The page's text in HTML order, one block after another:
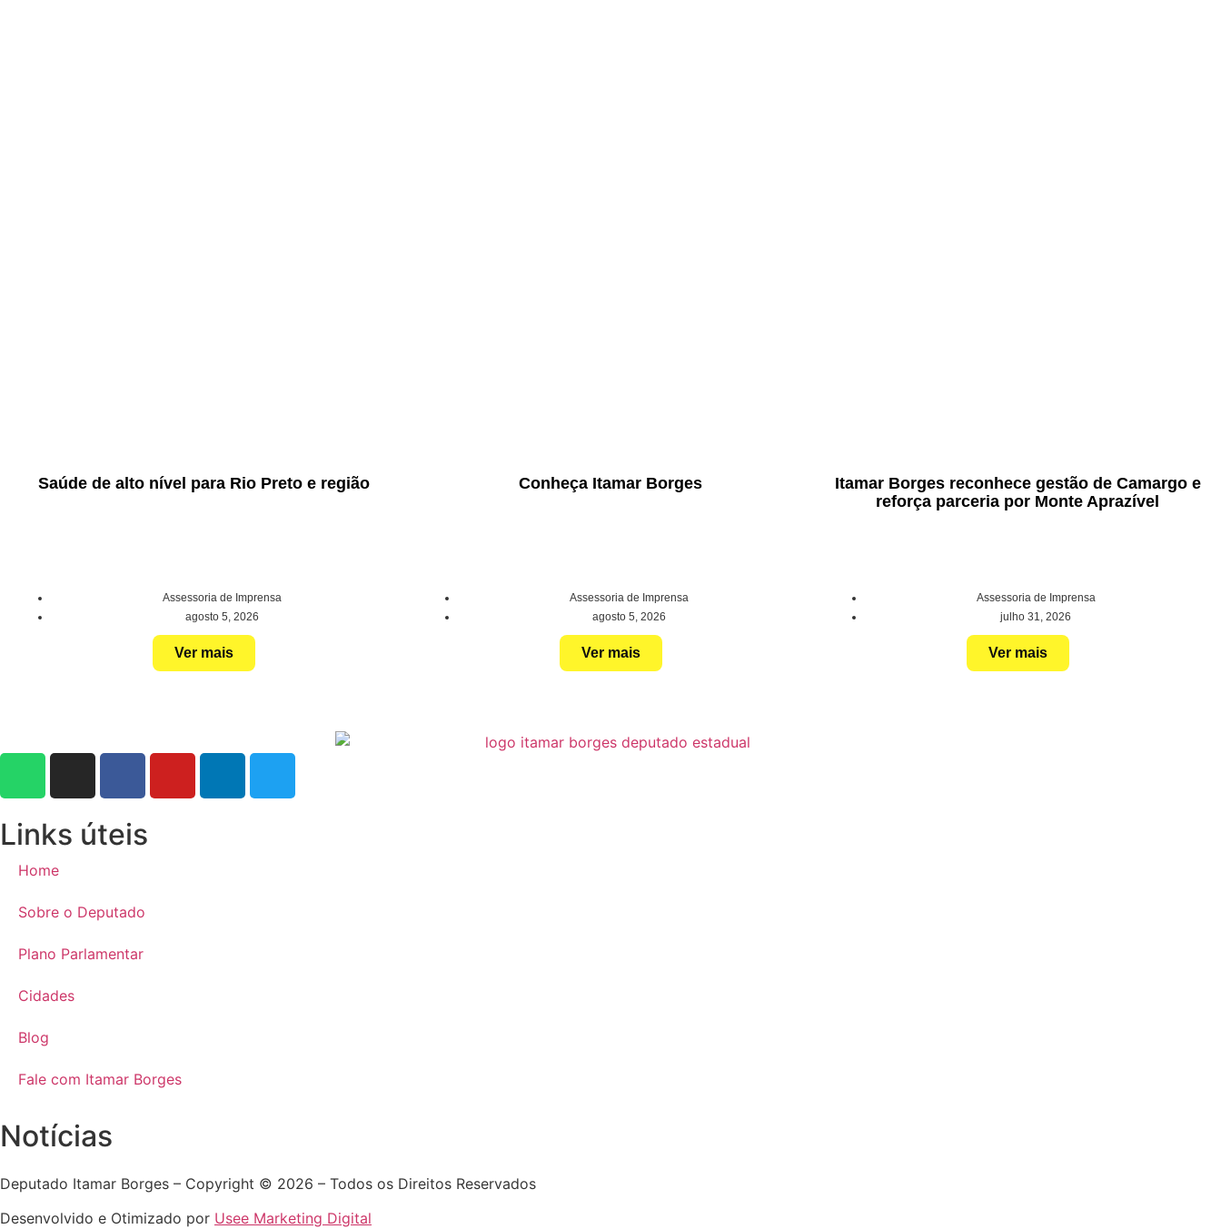
Saúde de alto nível para Rio Preto e região
Assessoria de Imprensa
agosto 5, 2026
Ver mais
Conheça Itamar Borges
Assessoria de Imprensa
agosto 5, 2026
Ver mais
Itamar Borges reconhece gestão de Camargo e
reforça parceria por Monte Aprazível
Assessoria de Imprensa
julho 31, 2026
Ver mais
Links úteis
Home
Sobre o Deputado
Plano Parlamentar
Cidades
Blog
Fale com Itamar Borges
Notícias
Deputado Itamar Borges – Copyright © 2026 – Todos os Direitos Reservados
Desenvolvido e Otimizado por Usee Marketing Digital